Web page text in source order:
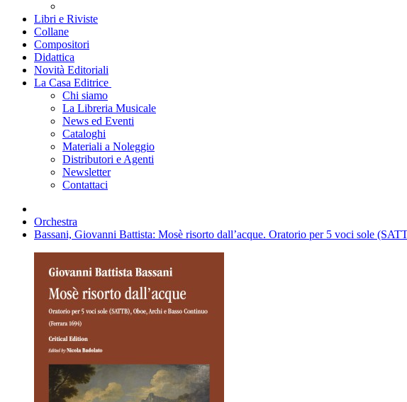
Libri e Riviste
Collane
Compositori
Didattica
Novità Editoriali
La Casa Editrice
Chi siamo
La Libreria Musicale
News ed Eventi
Cataloghi
Materiali a Noleggio
Distributori e Agenti
Newsletter
Contattaci
Orchestra
Bassani, Giovanni Battista: Mosè risorto dall’acque. Oratorio per 5 voci sole